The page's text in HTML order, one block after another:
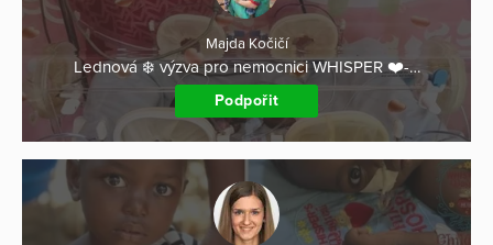
Majda Kočičí
Lednová ❄️ výzva pro nemocnici WHISPER ❤️-…
Podpořit